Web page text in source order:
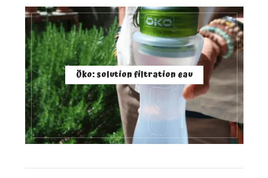
Öko: solution filtration eau